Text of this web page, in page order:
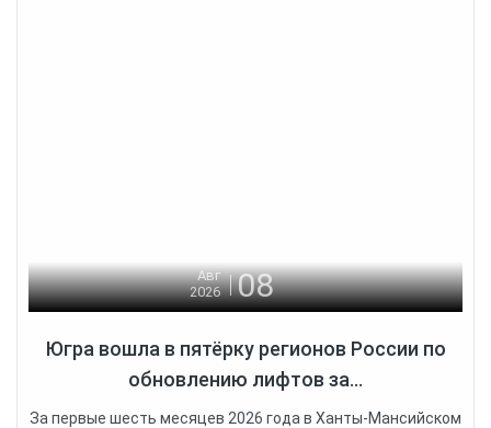
Авг
2026
08
Югра вошла в пятёрку регионов России по
обновлению лифтов за...
За первые шесть месяцев 2026 года в Ханты-Мансийском